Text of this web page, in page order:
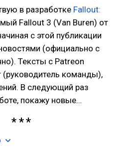
в разработке Fallout:
Fallout 3 (Van Buren) от
с этой публикации
(официально с
Тексты с Patreon
(руководитель команды),
В следующий раз
покажу новые…